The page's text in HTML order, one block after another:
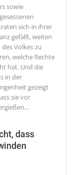
sowie
sich in ihrer
gefällt, weiten
des Volkes zu
welche Rechte
hat. Und die
in der
gezeigt
sie vor
…
dass